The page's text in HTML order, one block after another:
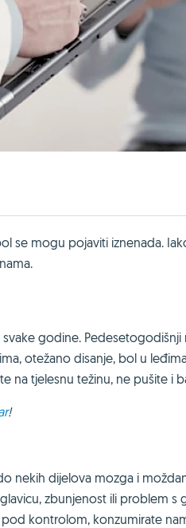
se mogu pojaviti iznenada.
godine.
otežano disanje, bol u
na tjelesnu težinu, ne pušite
!
nekih dijelova mozga i
zbunjenost ili problem
kontrolom, konzumirate